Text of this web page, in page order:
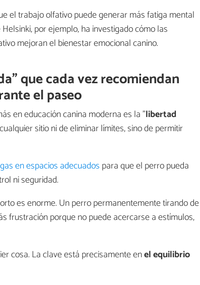
el trabajo olfativo puede generar más fatiga mental
por ejemplo, ha investigado cómo las
mejoran el bienestar emocional canino.
que cada vez recomiendan
el paseo
en educación canina moderna es la "libertad
sitio ni de eliminar límites, sino de permitir
en espacios adecuados para que el perro pueda
ni seguridad.
es enorme. Un perro permanentemente tirando de
frustración porque no puede acercarse a estímulos,
cosa. La clave está precisamente enel equilibrio